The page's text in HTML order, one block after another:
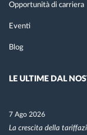
Opportunità di carriera
Eventi
Blog
LE ULTIME DAL
7 Ago 2026
La crescita della